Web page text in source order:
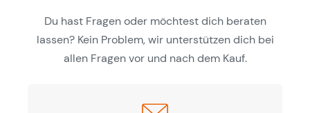
Du hast Fragen oder möchtest dich beraten
lassen? Kein Problem, wir unterstützen dich bei
allen Fragen vor und nach dem Kauf.